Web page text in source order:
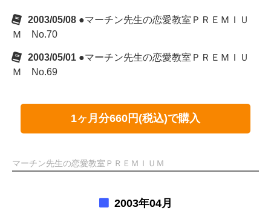
2003/05/08 ●マーチン先生の恋愛教室ＰＲＥＭＩＵ
Ｍ No.70
2003/05/01 ●マーチン先生の恋愛教室ＰＲＥＭＩＵ
Ｍ No.69
1ヶ月分660円(税込)で購入
マーチン先生の恋愛教室ＰＲＥＭＩＵＭ
2003年04月